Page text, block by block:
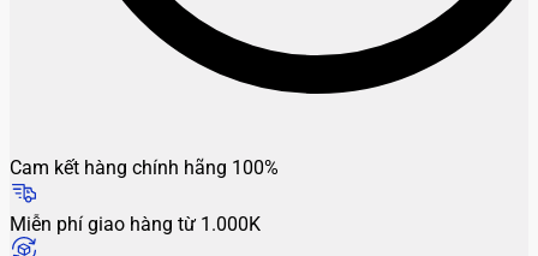
Cam kết hàng chính hãng 100%
Miễn phí giao hàng từ 1.000K